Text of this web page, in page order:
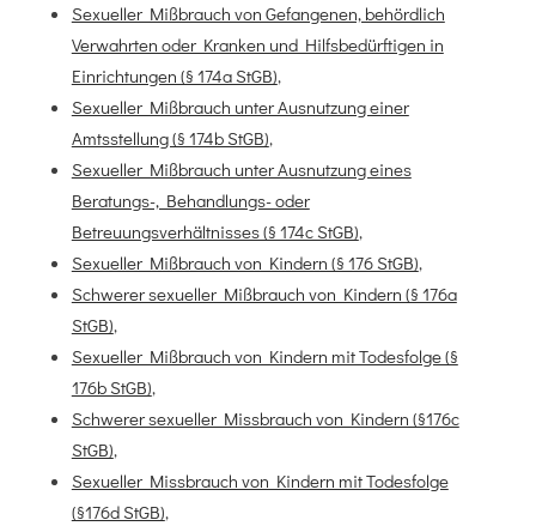
Sexueller Mißbrauch von Gefangenen, behördlich
Verwahrten oder Kranken und Hilfsbedürftigen in
Einrichtungen (§ 174a StGB),
Sexueller Mißbrauch unter Ausnutzung einer
Amtsstellung (§ 174b StGB),
Sexueller Mißbrauch unter Ausnutzung eines
Beratungs-, Behandlungs- oder
Betreuungsverhältnisses (§ 174c StGB),
Sexueller Mißbrauch von Kindern (§ 176 StGB),
Schwerer sexueller Mißbrauch von Kindern (§ 176a
StGB),
Sexueller Mißbrauch von Kindern mit Todesfolge (§
176b StGB),
Schwerer sexueller Missbrauch von Kindern (§176c
StGB),
Sexueller Missbrauch von Kindern mit Todesfolge
(§176d StGB),